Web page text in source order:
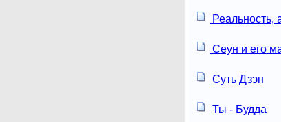
Реальность,
Сеун и его
Суть Дзэн
Ты - Будда